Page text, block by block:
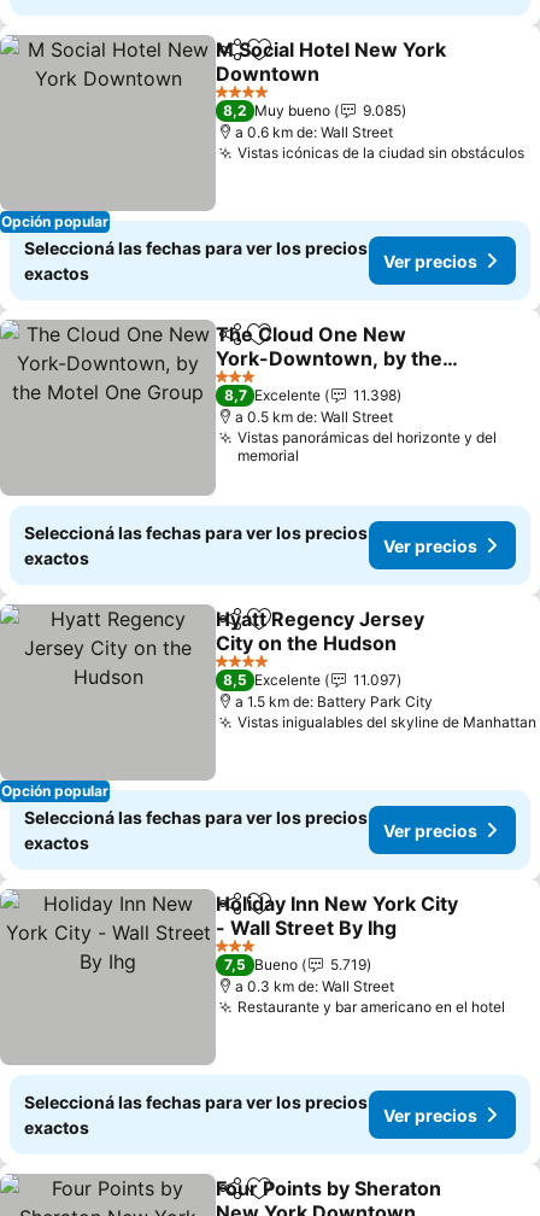
Opción popular
CompartirAñadir a favoritos
M Social Hotel New York
Downtown
Ver precios
4 Estrellas
8,2 Muy bueno
9.085
a 0.6 km de: Wall Street
Vistas icónicas de la ciudad sin obstáculos
Seleccioná las fechas para ver los precios
exactos
Ver precios
Compartir
Añadir a favoritos
The Cloud One New
York-Downtown, by the
Motel One Group
Ver precios
3 Estrellas
8,7 Excelente
11.398
a 0.5 km de: Wall Street
Vistas panorámicas del horizonte y del
memorial
Seleccioná las fechas para ver los precios
exactos
Ver precios
Opción popular
CompartirAñadir a favoritos
Hyatt Regency Jersey
City on the Hudson
Ver precios
4 Estrellas
8,5 Excelente
11.097
a 1.5 km de: Battery Park City
Vistas inigualables del skyline de Manhattan
Seleccioná las fechas para ver los precios
exactos
Ver precios
CompartirAñadir a favoritos
Holiday Inn New York City
- Wall Street By Ihg
Ver precios
3 Estrellas
7,5 Bueno
5.719
a 0.3 km de: Wall Street
Restaurante y bar americano en el hotel
Seleccioná las fechas para ver los precios
exactos
Ver precios
CompartirAñadir a favoritos
Four Points by Sheraton